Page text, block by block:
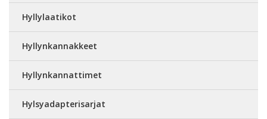
Hyllylaatikot
Hyllynkannakkeet
Hyllynkannattimet
Hylsyadapterisarjat